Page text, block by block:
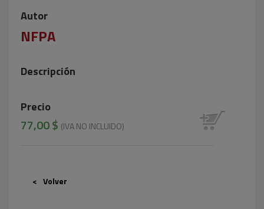
Autor
NFPA
Descripción
Precio
77,00 $ (IVA NO INCLUIDO)
Volver